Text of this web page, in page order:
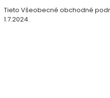
Tieto Všeobecné obchodné
1.7.2024.